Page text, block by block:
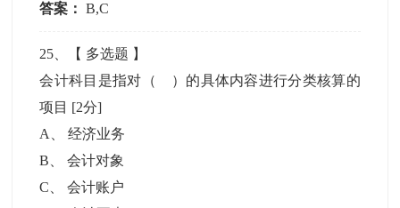
答案： B,C
25 、【 多选题 】
会计科目是指对（ ）的具体内容进行分类核算的
项目 [2分]
A
、经济业务
B 、会计对象
C 、会计账户